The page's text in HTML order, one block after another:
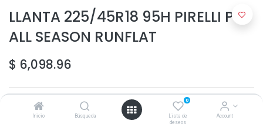
Inicio Búsqueda
0
Lista de
deseos
Account
LLANTA 225/45R18 95H PIRELLI P7
ALL SEASON RUNFLAT
$ 6,098.96